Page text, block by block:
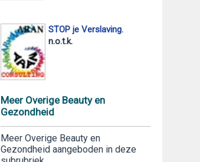
STOP je Verslaving.
n.o.t.k.
Meer Overige Beauty en
Gezondheid
Meer Overige Beauty en
Gezondheid aangeboden in deze